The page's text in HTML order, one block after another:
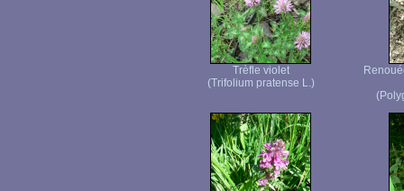
Trèfle violet
(Trifolium pratense L.)